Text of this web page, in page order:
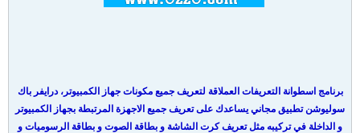
برنامج اسطوانة التعريفات العملاقة لتعريف جميع مكونات جهاز الكمبيوتر، درايفر باك
سوليوشن تطبيق مجاني يساعدك على تعريف جميع الاجهزة المرتبطة بجهاز الكمبيوتر
و الداخلة في تركيبه مثل تعريف كرت الشاشة و بطاقة الصوت و بطاقة الرسوميات و